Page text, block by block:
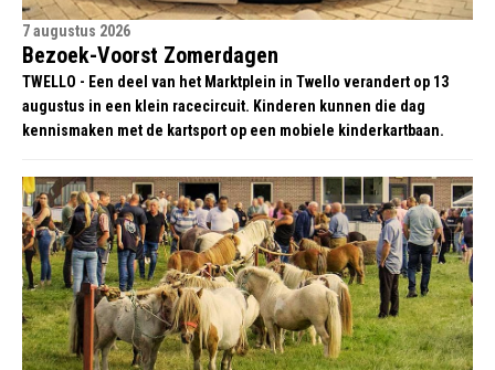
7 augustus 2026
Bezoek-Voorst Zomerdagen
TWELLO - Een deel van het Marktplein in Twello verandert op 13
augustus in een klein racecircuit. Kinderen kunnen die dag
kennismaken met de kartsport op een mobiele kinderkartbaan.